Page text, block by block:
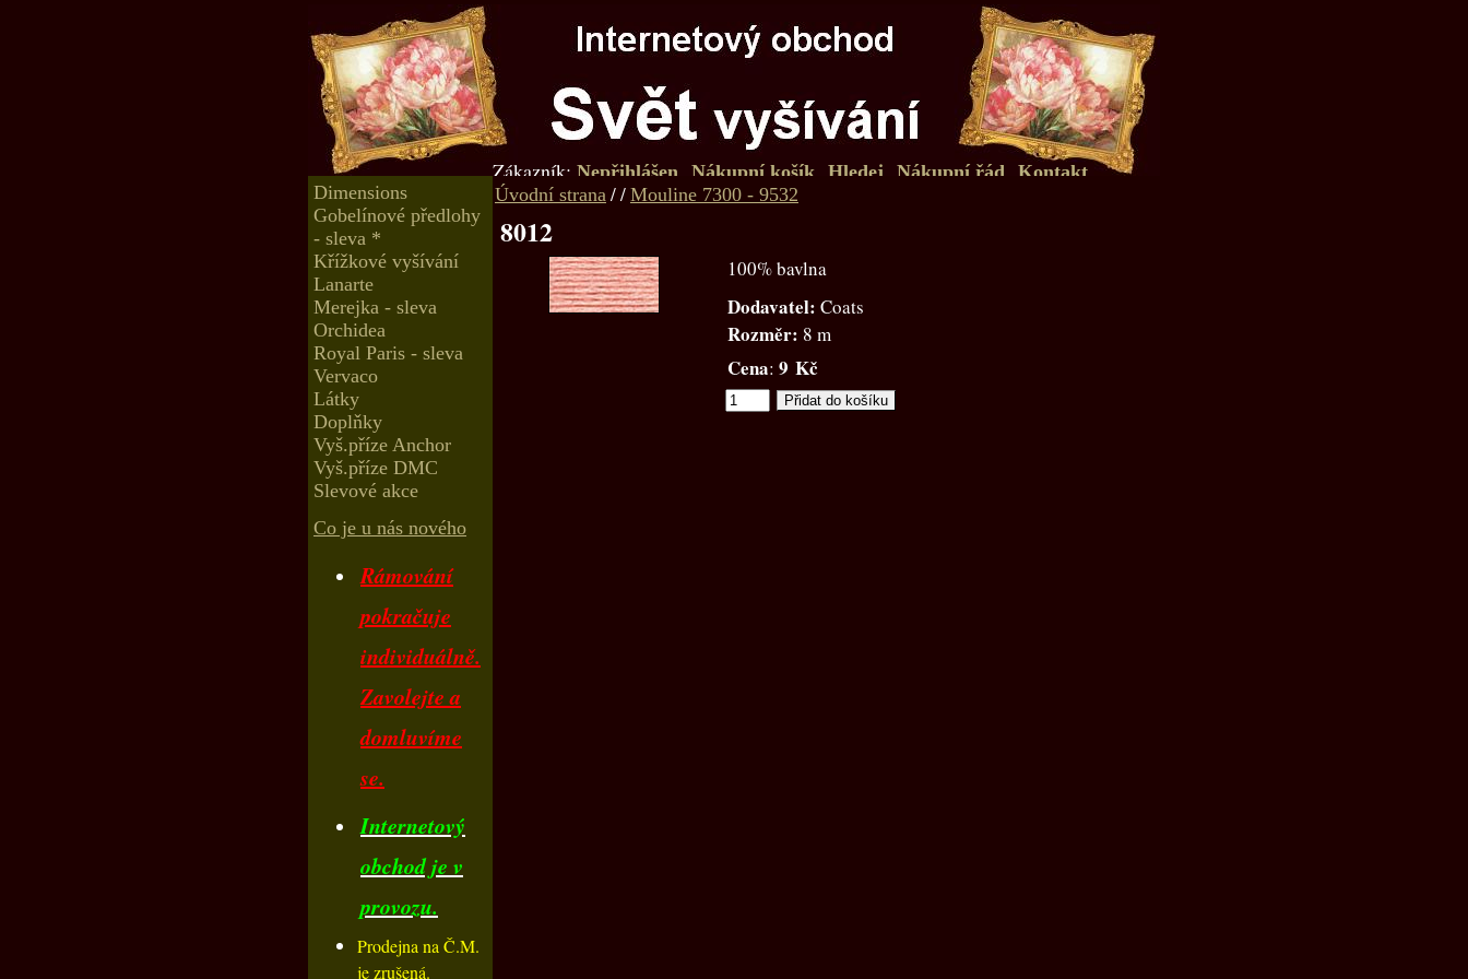
Zákazník: Nepřihlášen Nákupní košík Hledej Nákupní řád
Kontakt
Dimensions
Gobelínové předlohy
- sleva *
Křížkové vyšívání
Lanarte
Merejka - sleva
Orchidea
Royal Paris - sleva
Vervaco
Látky
Doplňky
Vyš.příze Anchor
Vyš.příze DMC
Slevové akce
Co je u nás nového
Rámování
pokračuje
individuálně.
Zavolejte a
domluvíme
se.
Internetový
obchod je v
provozu.
Prodejna na Č.M.
je zrušená.
Úvodní strana // Mouline 7300 - 9532
8012
100% bavlna
Dodavatel: Coats
Rozměr: 8 m
Cena: 9 Kč